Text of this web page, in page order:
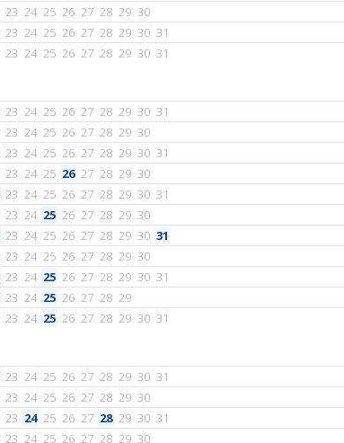
23 24 25 26 27 28 29 30
23 24 25 26 27 28 29 30 31
23 24 25 26 27 28 29 30 31
23 24 25 26 27 28 29 30 31
23 24 25 26 27 28 29 30
23 24 25 26 27 28 29 30 31
23 24 25 26 27 28 29 30
23 24 25 26 27 28 29 30 31
23 24 25 26 27 28 29 30
23 24 25 26 27 28 29 30 31
23 24 25 26 27 28 29 30
23 24 25 26 27 28 29 30 31
23 24 25 26 27 28 29
23 24 25 26 27 28 29 30 31
23 24 25 26 27 28 29 30 31
23 24 25 26 27 28 29 30
23 24 25 26 27 28 29 30 31
23 24 25 26 27 28 29 30